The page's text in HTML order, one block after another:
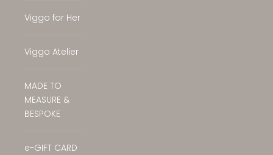
Viggo for Her
Viggo Atelier
MADE TO
MEASURE &
BESPOKE
e-GIFT CARD